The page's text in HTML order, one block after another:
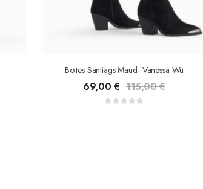
Bottes Santiags Maud- Vanessa Wu
69,00 € 115,00€